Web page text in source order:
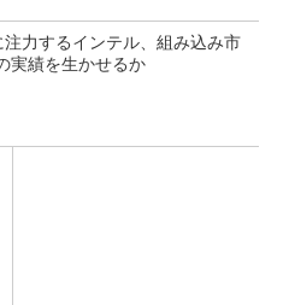
注力するインテル、組み込み市
実績を生かせるか